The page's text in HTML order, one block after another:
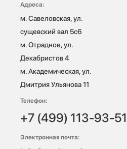
Адреса:
м. Савеловская, ул.
сущевский вал 5с6
м. Отрадное, ул.
Декабристов 4
м. Академическая, ул.
Дмитрия Ульянова 11
Телефон:
+7 (499) 113-93-51
Электронная почта: